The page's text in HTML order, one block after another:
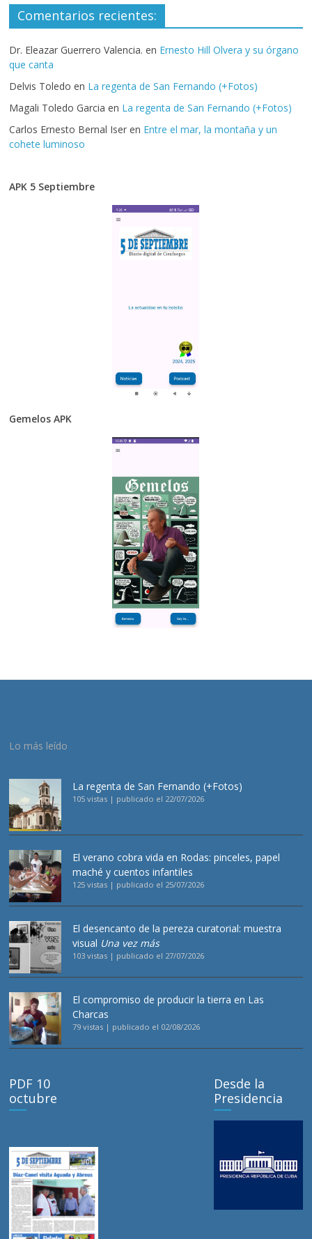
Comentarios recientes:
Dr. Eleazar Guerrero Valencia. en Ernesto Hill Olvera y su órgano
que canta
Delvis Toledo en La regenta de San Fernando (+Fotos)
Magali Toledo Garcia en La regenta de San Fernando (+Fotos)
Carlos Ernesto Bernal Iser en Entre el mar, la montaña y un
cohete luminoso
APK 5 Septiembre
Gemelos APK
Lo más leído
La regenta de San Fernando (+Fotos)
105 vistas | publicado el 22/07/2026
El verano cobra vida en Rodas: pinceles, papel
maché y cuentos infantiles
125 vistas | publicado el 25/07/2026
El desencanto de la pereza curatorial: muestra
visual Una vez más
103 vistas | publicado el 27/07/2026
El compromiso de producir la tierra en Las
Charcas
79 vistas | publicado el 02/08/2026
PDF 10
octubre
Desde la
Presidencia